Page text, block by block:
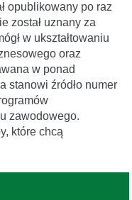
opublikowany po raz
został uznany za
w ukształtowaniu
oraz
w ponad
stanowi źródło numer
zawodowego.
które chcą